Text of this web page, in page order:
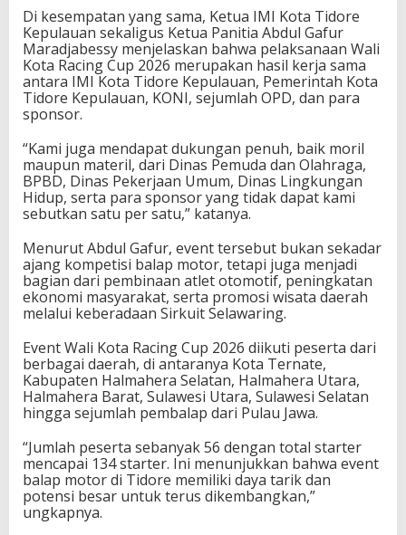
Di kesempatan yang sama, Ketua IMI Kota Tidore
Kepulauan sekaligus Ketua Panitia Abdul Gafur
Maradjabessy menjelaskan bahwa pelaksanaan Wali
Kota Racing Cup 2026 merupakan hasil kerja sama
antara IMI Kota Tidore Kepulauan, Pemerintah Kota
Tidore Kepulauan, KONI, sejumlah OPD, dan para
sponsor.
“Kami juga mendapat dukungan penuh, baik moril
maupun materil, dari Dinas Pemuda dan Olahraga,
BPBD, Dinas Pekerjaan Umum, Dinas Lingkungan
Hidup, serta para sponsor yang tidak dapat kami
sebutkan satu per satu,” katanya.
Menurut Abdul Gafur, event tersebut bukan sekadar
ajang kompetisi balap motor, tetapi juga menjadi
bagian dari pembinaan atlet otomotif, peningkatan
ekonomi masyarakat, serta promosi wisata daerah
melalui keberadaan Sirkuit Selawaring.
Event Wali Kota Racing Cup 2026 diikuti peserta dari
berbagai daerah, di antaranya Kota Ternate,
Kabupaten Halmahera Selatan, Halmahera Utara,
Halmahera Barat, Sulawesi Utara, Sulawesi Selatan
hingga sejumlah pembalap dari Pulau Jawa.
“Jumlah peserta sebanyak 56 dengan total starter
mencapai 134 starter. Ini menunjukkan bahwa event
balap motor di Tidore memiliki daya tarik dan
potensi besar untuk terus dikembangkan,”
ungkapnya.